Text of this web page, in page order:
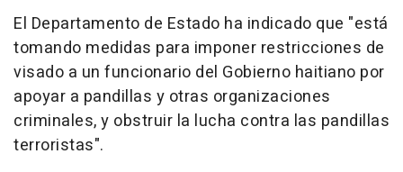
El Departamento de Estado ha indicado que "está
tomando medidas para imponer restricciones de
visado a un funcionario del Gobierno haitiano por
apoyar a pandillas y otras organizaciones
criminales, y obstruir la lucha contra las pandillas
terroristas".